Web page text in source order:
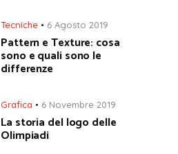
Tecniche 6 Agosto 2019
Pattern e Texture: cosa
sono e quali sono le
differenze
Grafica 6 Novembre 2019
La storia del logo delle
Olimpiadi